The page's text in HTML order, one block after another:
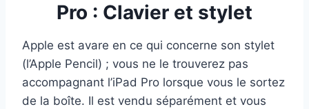
Pro : Clavier et stylet
Apple est avare en ce qui concerne son stylet
(l’Apple Pencil) ; vous ne le trouverez pas
accompagnant l’iPad Pro lorsque vous le sortez
de la boîte. Il est vendu séparément et vous